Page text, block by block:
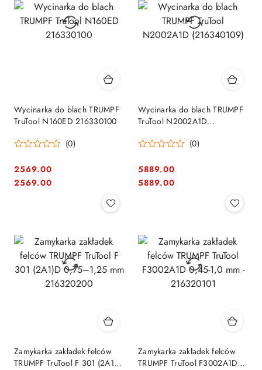
Wycinarka do blach TRUMPF
TruTool N160ED 216330100
(0)
Cena:
2569.00
Cena:
2569.00
Wycinarka do blach TRUMPF
TruTool N2002A1D
(0)
Cena:
5889.00
Cena:
5889.00
Zamykarka zakładek felców
TRUMPF TruTool F 301 (2A1)D
Zamykarka zakładek felców
TRUMPF TruTool F3002A1D